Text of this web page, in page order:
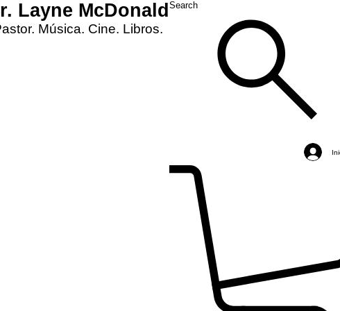
Layne McDonald
Música. Cine. Libros.
Search